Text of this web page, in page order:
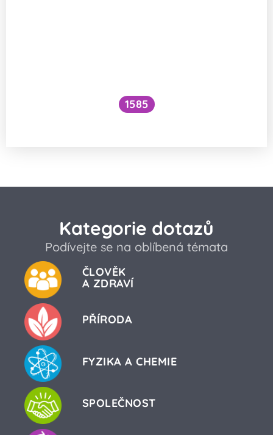
1585
Kategorie dotazů
Podívejte se na oblíbená témata
ČLOVĚK
A ZDRAVÍ
PŘÍRODA
FYZIKA A CHEMIE
SPOLEČNOST